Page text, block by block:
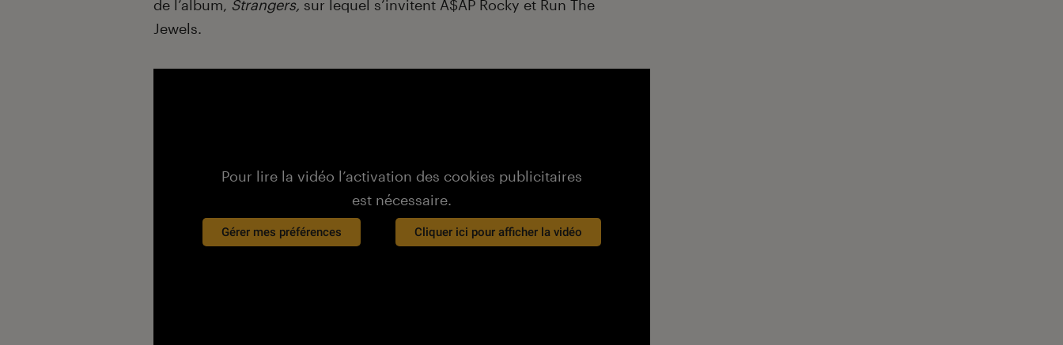
de l’album, Strangers, sur lequel s’invitent A$AP Rocky et Run The
Jewels.
Pour lire la vidéo l’activation des cookies publicitaires
est nécessaire.
Gérer mes préférences Cliquer ici pour afficher la vidéo